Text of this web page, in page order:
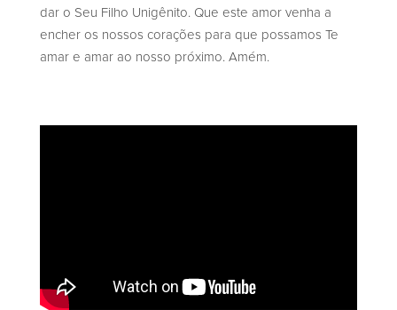
dar o Seu Filho Unigênito. Que este amor venha a
encher os nossos corações para que possamos Te
amar e amar ao nosso próximo. Amém.